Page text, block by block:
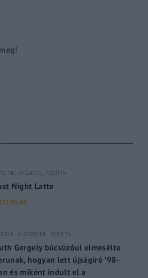
NIGHT LATTE PESTITV
Night Latte
KÜZDŐTÉR PESTITV
Gergely búcsúzóul elmesélte
hogyan lett újságíró ’98-
és miként indult el a